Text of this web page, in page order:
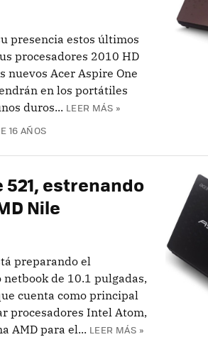
presencia estos últimos
procesadores 2010 HD
Acer Aspire One
en los portátiles
duros... LEER MÁS »
16 AÑOS
estrenando
Nile
preparando el
de 10.1 pulgadas,
cuenta como principal
procesadores Intel Atom,
AMD para el... LEER MÁS »